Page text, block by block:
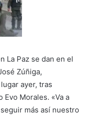
La Paz se dan en el
Zúñiga,
ayer, tras
Morales. «Va a
más así nuestro